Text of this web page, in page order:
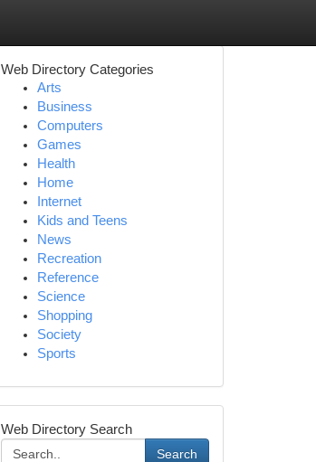
Web Directory Categories
Arts
Business
Computers
Games
Health
Home
Internet
Kids and Teens
News
Recreation
Reference
Science
Shopping
Society
Sports
Web Directory Search
Search